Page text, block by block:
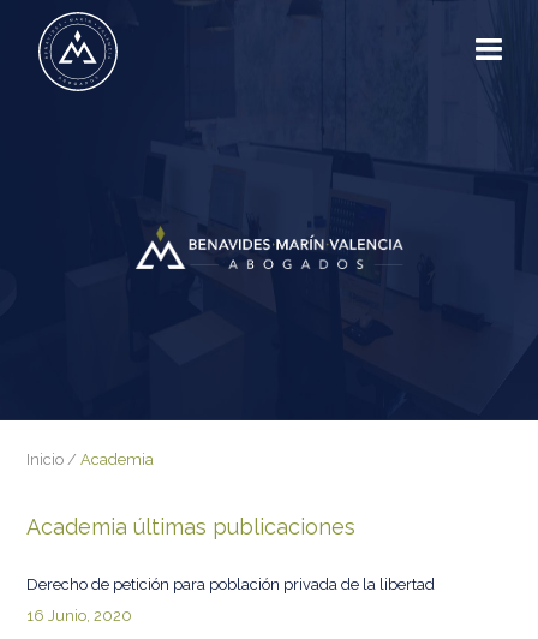
Inicio /Academia
Academia últimas publicaciones
Derecho de petición para población privada de la libertad
16 Junio, 2020